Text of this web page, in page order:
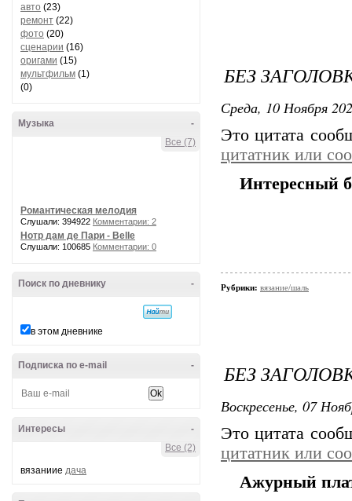
авто (23)
ремонт (22)
фото (20)
сценарии (16)
оригами (15)
мультфильм (1)
(0)
-
Музыка
Все (7)
Романтическая мелодия
Слушали: 394922 Комментарии: 2
Нотр дам де Пари - Belle
Слушали: 100685 Комментарии: 0
-
Поиск по дневнику
в этом дневнике
-
Подписка по e-mail
-
Интересы
Все (2)
вязаниие дача
БЕЗ
Среда, 10 Ноября
Это цитата
цитатник или
Интересный
Рубрики: вязание/шаль
БЕЗ
Воскресенье, 07
Это цитата
цитатник или
Ажурный